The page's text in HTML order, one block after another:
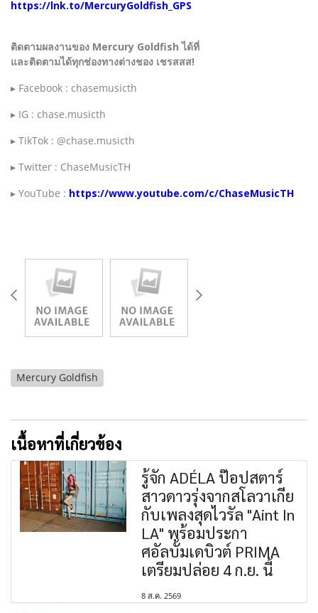
https://lnk.to/MercuryGoldfish_GPS
ติดตามผลงานของ Mercury Goldfish ได้ที่
และติดตามได้ทุกช่องทางต่างชอง เชรสสส!
▸ Facebook : chasemusicth
▸ IG : chase.musicth
▸ TikTok : @chase.musicth
▸ Twitter : ChaseMusicTH
▸ YouTube : https://www.youtube.com/c/ChaseMusicTH
Mercury Goldfish
เนื้อหาที่เกี่ยวข้อง
รู้จัก ADÉLA ป๊อปสตาร์
สาวดาวรุ่งจากสโลวาเกีย
กับเพลงสุดไวรัล "Aint In
LA" พร้อมประกา
ศอัลบั้มเดบิวต์ PRIMA
เตรียมปล่อย 4 ก.ย. นี้
8 ส.ค. 2569